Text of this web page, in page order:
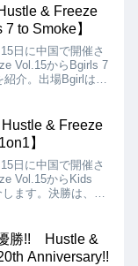
たが、結果は、
した!!
& Freeze
to Smoke】
日に中国で開催さ
Vol.15からBgirls 7
介。出場Bgirlは、
& Freeze
】
日に中国で開催さ
Vol.15からKids
ます。決勝は、
勝!! Hustle &
Anniversary!!